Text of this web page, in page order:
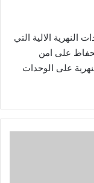
النهرية الالية التي
على امن
على الوحدات